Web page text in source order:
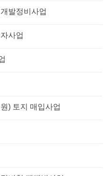
발정비사업
사업
) 토지 매입사업